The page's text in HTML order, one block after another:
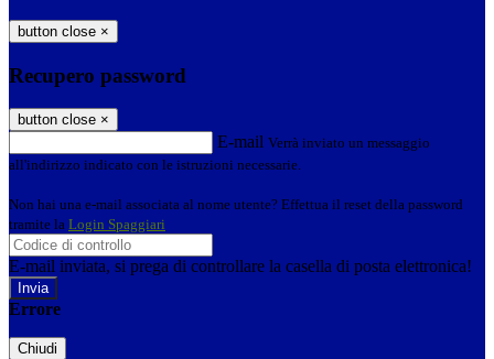
button close ×
Recupero password
button close ×
E-mail Verrà inviato un messaggio
all'indirizzo indicato con le istruzioni necessarie.
Non hai una e-mail associata al nome utente? Effettua il reset della password
tramite la Login Spaggiari
E-mail inviata, si prega di controllare la casella di posta elettronica!
Errore
Chiudi